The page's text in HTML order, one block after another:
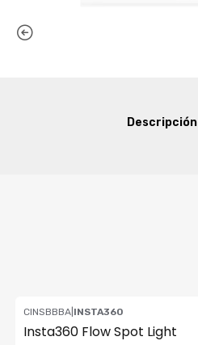
Descripción
CINSBBBA| INSTA360
Insta360 Flow Spot Light